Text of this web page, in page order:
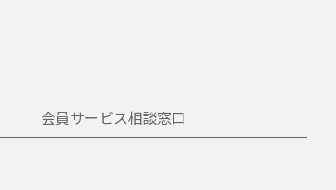
会員サービス相談窓口